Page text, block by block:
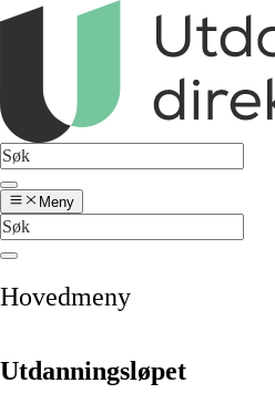
Meny
Hovedmeny
Utdanningsløpet